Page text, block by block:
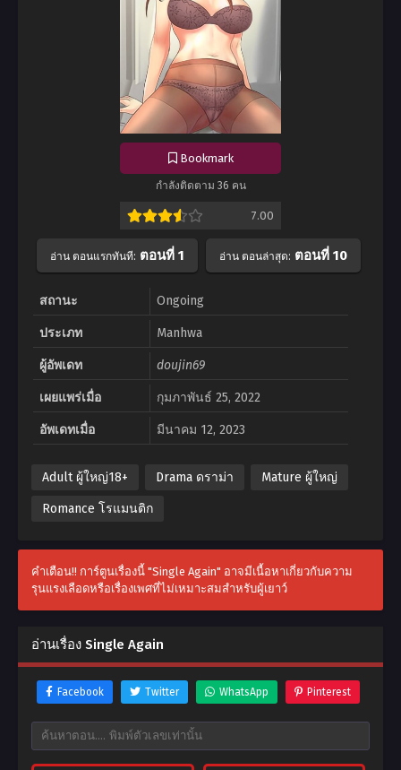
Bookmark
กำลังติดตาม 36 คน
7.00
อ่าน ตอนแรกทันที: ตอนที่ 1 อ่าน ตอนล่าสุด: ตอนที่ 10
สถานะ Ongoing
ประเภท Manhwa
ผู้อัพเดท doujin69
เผยแพร่เมื่อ กุมภาพันธ์ 25, 2022
อัพเดทเมื่อ มีนาคม 12, 2023
Adult ผู้ใหญ่18+ Drama ดราม่า Mature ผู้ใหญ่
Romance โรแมนติก
คำเตือน!! การ์ตูนเรื่องนี้ "Single Again" อาจมีเนื้อหาเกี่ยวกับความ
รุนแรงเลือดหรือเรื่องเพศที่ไม่เหมาะสมสำหรับผู้เยาว์
อ่านเรื่อง Single Again
Facebook Twitter WhatsApp Pinterest